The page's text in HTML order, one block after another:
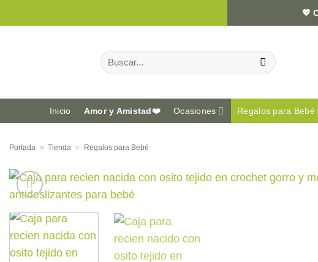
al
💖
Buscar
por:
Inicio Amor y Amistad❤️ Ocasiones Regalos para Bebé
Portada » Tienda » Regalos para Bebé